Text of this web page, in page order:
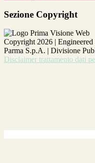
Sezione Copyright
Copyright 2026 |
Parma S.p.A. | Divisione
Disclaimer trattamento dati